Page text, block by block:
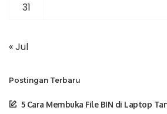
31
« Jul
Postingan Terbaru
5 Cara Membuka File BIN di Laptop